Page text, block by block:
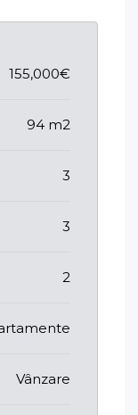
155,000€
94 m2
3
3
2
Vânzare